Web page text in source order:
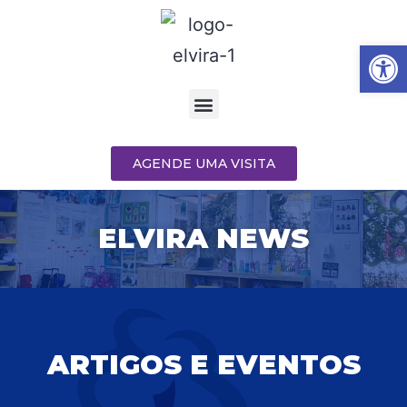
Barra de
AGENDE UMA VISITA
ELVIRA NEWS
ARTIGOS E EVENTOS